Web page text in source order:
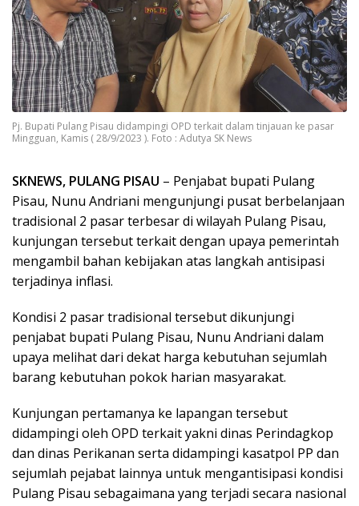
Pj. Bupati Pulang Pisau didampingi OPD terkait dalam tinjauan ke pasar
Mingguan, Kamis ( 28/9/2023 ). Foto : Adutya SK News
SKNEWS, PULANG PISAU – Penjabat bupati Pulang
Pisau, Nunu Andriani mengunjungi pusat berbelanjaan
tradisional 2 pasar terbesar di wilayah Pulang Pisau,
kunjungan tersebut terkait dengan upaya pemerintah
mengambil bahan kebijakan atas langkah antisipasi
terjadinya inflasi.
Kondisi 2 pasar tradisional tersebut dikunjungi
penjabat bupati Pulang Pisau, Nunu Andriani dalam
upaya melihat dari dekat harga kebutuhan sejumlah
barang kebutuhan pokok harian masyarakat.
Kunjungan pertamanya ke lapangan tersebut
didampingi oleh OPD terkait yakni dinas Perindagkop
dan dinas Perikanan serta didampingi kasatpol PP dan
sejumlah pejabat lainnya untuk mengantisipasi kondisi
Pulang Pisau sebagaimana yang terjadi secara nasional